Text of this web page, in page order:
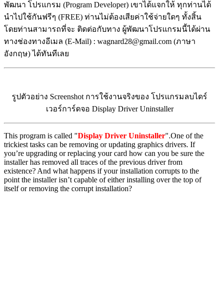
พัฒนา โปรแกรม (Program Developer) เขาได้แจกให้ ทุกท่านได้
นำไปใช้กันฟรีๆ (FREE) ท่านไม่ต้องเสียค่าใช้จ่ายใดๆ ทั้งสิ้น
โดยท่านสามารถที่จะ ติดต่อกับทาง ผู้พัฒนาโปรแกรมนี้ได้ผ่าน
ทางช่องทางอีเมล (E-Mail) : wagnard28@gmail.com (ภาษา
อังกฤษ) ได้ทันทีเลย
รูปตัวอย่าง Screenshot การใช้งานจริงของ โปรแกรมลบไดร์
เวอร์การ์ดจอ Display Driver Uninstaller
This program is called "Display Driver Uninstaller".One of the
trickiest tasks can be removing or updating graphics drivers. If
you’re upgrading or replacing your card how can you be sure the
installer has removed all traces of the previous driver from
existence? And what happens if your installation corrupts to the
point the installer isn’t capable of either installing over the top of
itself or removing the corrupt installation?